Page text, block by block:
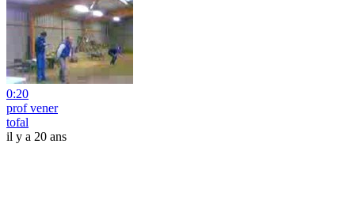
0:20
prof vener
tofal
il y a 20 ans